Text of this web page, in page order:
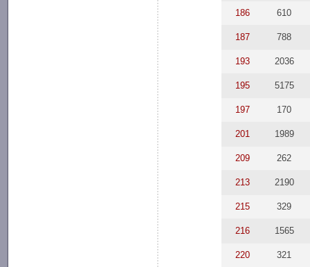
186 610
187 788
193 2036
195 5175
197 170
201 1989
209 262
213 2190
215 329
216 1565
220 321